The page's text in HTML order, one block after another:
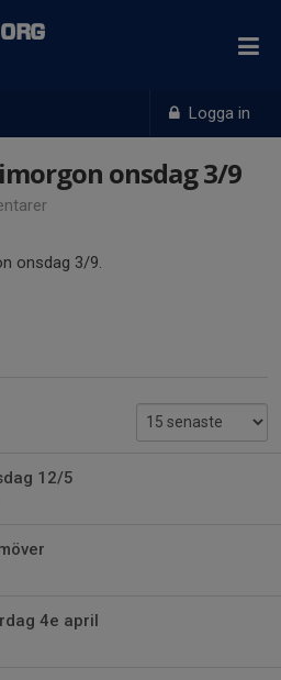
Logga in
onsdag 3/9
onsdag 3/9.
12/5
4e april